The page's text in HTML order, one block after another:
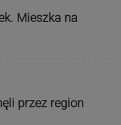
Mieszka na
przez region